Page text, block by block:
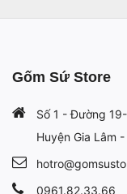
Gốm Sứ Store
Số 1 - Đường
Huyện Gia Lâm
0961.82.33.66